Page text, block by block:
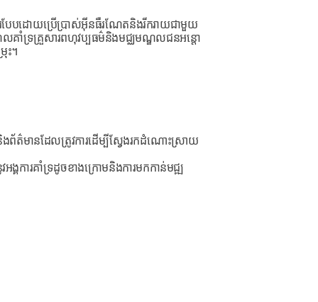
បែបដោយប្រើប្រាស់អ៊ីនធឺរណែតនិងរីករាយជាមួយ
លគាំទ្រគ្រួសារពហុវប្បធម៌និងមជ្ឈមណ្ឌលជនអន្តោ
ះ។
ត៌មានដែលត្រូវការដើម្បីស្វែងរកដំណោះស្រាយ
គការគាំទ្រដូចខាងក្រោមនិងការមកកាន់មជ្ឍ